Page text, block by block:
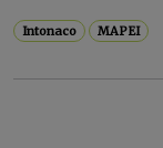
Intonaco MAPEI